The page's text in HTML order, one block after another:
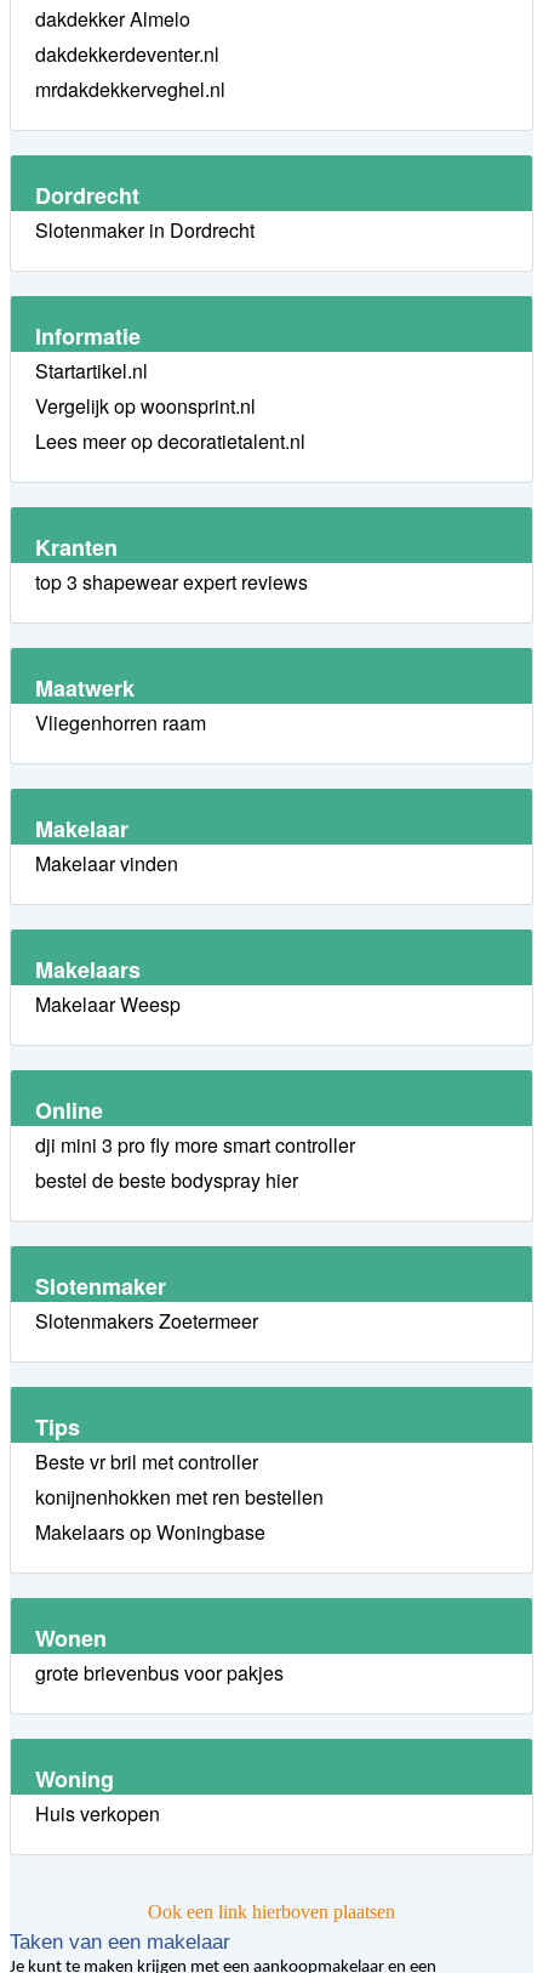
dakdekker Almelo
dakdekkerdeventer.nl
mrdakdekkerveghel.nl
Dordrecht
Slotenmaker in Dordrecht
Informatie
Startartikel.nl
Vergelijk op woonsprint.nl
Lees meer op decoratietalent.nl
Kranten
top 3 shapewear expert reviews
Maatwerk
Vliegenhorren raam
Makelaar
Makelaar vinden
Makelaars
Makelaar Weesp
Online
dji mini 3 pro fly more smart controller
bestel de beste bodyspray hier
Slotenmaker
Slotenmakers Zoetermeer
Tips
Beste vr bril met controller
konijnenhokken met ren bestellen
Makelaars op Woningbase
Wonen
grote brievenbus voor pakjes
Woning
Huis verkopen
Ook een link hierboven plaatsen
Taken van een makelaar
Je kunt te maken krijgen met een aankoopmakelaar en een